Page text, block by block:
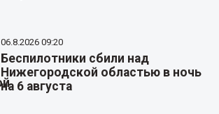
06.8.2026 09:20
Беспилотники сбили над
Нижегородской областью в ночь
на 6 августа